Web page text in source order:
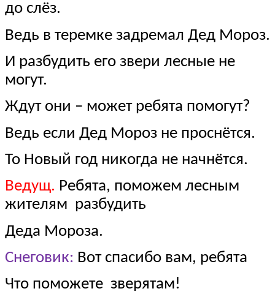
до слёз.
Ведь в теремке задремал Дед Мороз.
И разбудить его звери лесные не
могут.
Ждут они – может ребята помогут?
Ведь если Дед Мороз не проснётся.
То Новый год никогда не начнётся.
Ведущ. Ребята, поможем лесным
жителям разбудить
Деда Мороза.
Снеговик: Вот спасибо вам, ребята
Что поможете зверятам!